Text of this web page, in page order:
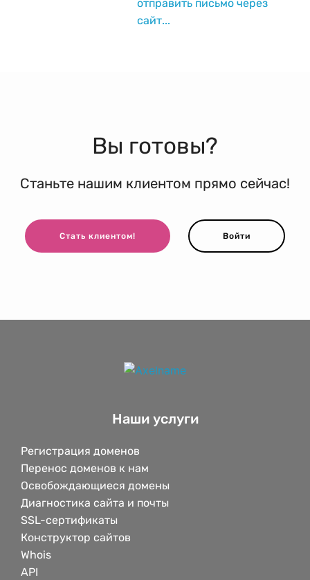
отправить письмо через
сайт...
Вы готовы?
Станьте нашим клиентом прямо сейчас!
Стать клиентом! Войти
Наши услуги
Регистрация доменов
Перенос доменов к нам
Освобождающиеся домены
Диагностика сайта и почты
SSL-сертификаты
Конструктор сайтов
Whois
API